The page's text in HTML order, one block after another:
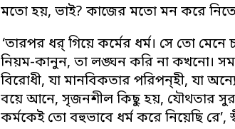
মতো হয়, ভাই? কাজের মতো মন করে নিতে
‘তারপর ধর্ গিয়ে কর্মের ধর্ম। সে তো মেনে
নিয়ম-কানুন, তা লঙ্ঘন করি না কখনো।
বিরোধী, যা মানবিকতার পরিপন্হী, যা
বয়ে আনে, সৃজনশীল কিছু হয়, যৌথতার সুর
কর্মকেই তো বহুভাবে ধর্ম করে নিয়েছি রে’,